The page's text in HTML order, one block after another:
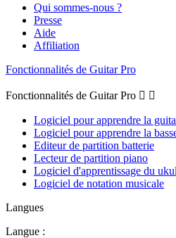
Qui sommes-nous ?
Presse
Aide
Affiliation
Fonctionnalités de Guitar Pro
Fonctionnalités de Guitar Pro  
Logiciel pour apprendre la
Logiciel pour apprendre la
Editeur de partition batterie
Lecteur de partition piano
Logiciel d'apprentissage du
Logiciel de notation musicale
Langues
Langue :